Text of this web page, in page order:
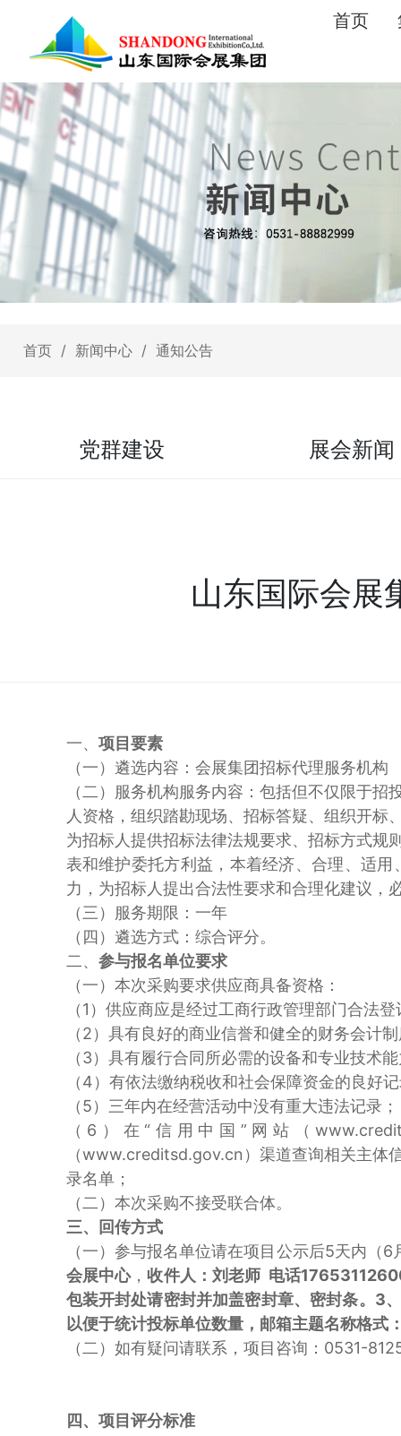
首页
首页 / 新闻中心 / 通知公告
党群建设 展会新闻
山东国际会展
一、 项目要素
（一）遴选内容：会展集团招标代理服务机构
（二）服务机构服务内容：包括但不仅限于
人资格，组织踏勘现场、招标答疑、组织开
为招标人提供招标法律法规要求、招标方式规
表和维护委托方利益，本着经济、合理、适
力，为招标人提出合法性要求和合理化建议，
（三）服务期限：一年
（四）遴选方式：综合评分。
二、 参与报名单位要求
（一）本次采购要求供应商具备资格：
（1）供应商应是经过工商行政管理部门合法
（2）具有良好的商业信誉和健全的财务会计
（3）具有履行合同所必需的设备和专业技术
（4）有依法缴纳税收和社会保障资金的良好
（5）三年内在经营活动中没有重大违法记录；
（6）在“信用中国”网站（
（www.creditsd.gov.cn）渠道查询相关主体
录名单；
（二）本次采购不接受联合体。
三、回传方式
（一）参与报名单位请在项目公示后5天内（
会展中心，收件人：刘老师 电话
包装开封处请密封并加盖密封章、密封条。 3
以便于统计投标单位数量，邮箱主题名称格式
（二）如有疑问请联系，项目咨询：0531-
四、项目评分标准